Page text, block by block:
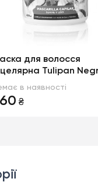
для волосся
Tulipan
та гладкість,
₴
в наявності